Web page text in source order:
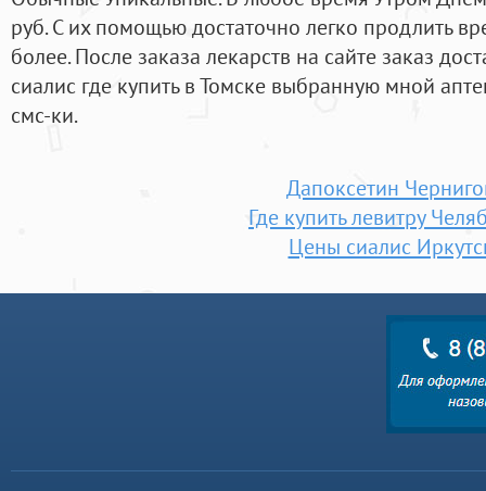
руб. С их помощью достаточно легко продлить
более. После заказа лекарств на сайте заказ
сиалис где купить в Томске выбранную мной
смс-ки.
Дапоксетин
Где купить левитру
Цены сиалис